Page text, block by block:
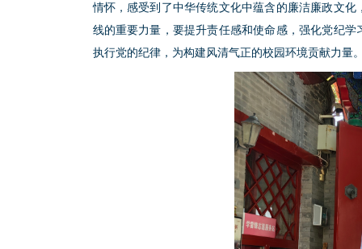
情怀，感受到了中华传统文化中蕴含的廉洁廉政文
线的重要力量，要提升责任感和使命感，强化党纪
执行党的纪律，为构建风清气正的校园环境贡献力量